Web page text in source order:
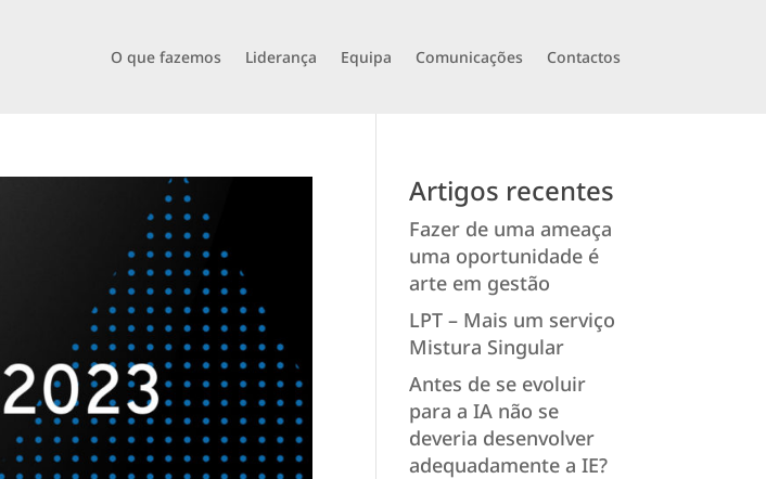
O que fazemos Liderança Equipa Comunicações Contactos
Artigos recentes
Fazer de uma ameaça
uma oportunidade é
arte em gestão
LPT – Mais um serviço
Mistura Singular
Antes de se evoluir
para a IA não se
deveria desenvolver
adequadamente a IE?